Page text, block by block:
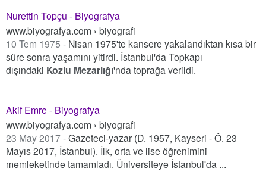
Nurettin Topçu - Biyografya
www.biyografya.com › biyografi
10 Tem 1975 - Nisan 1975'te kansere yakalandıktan kısa bir
süre sonra yaşamını yitirdi. İstanbul'da Topkapı
dışındaki Kozlu Mezarlığı'nda toprağa verildi.
Akif Emre - Biyografya
www.biyografya.com › biyografi
23 May 2017 -Gazeteci-yazar (D. 1957, Kayseri - Ö. 23
Mayıs 2017, İstanbul). İlk, orta ve lise öğrenimini
memleketinde tamamladı. Üniversiteye İstanbul'da ...